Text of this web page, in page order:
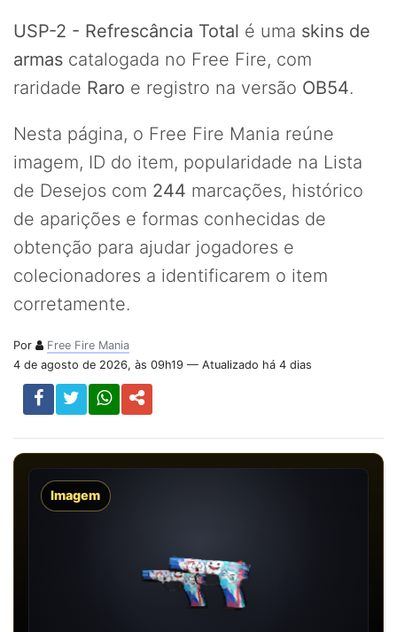
USP-2 - Refrescância Total é uma skins de
armas catalogada no Free Fire, com
raridade Raro e registro na versão OB54.
Nesta página, o Free Fire Mania reúne
imagem, ID do item, popularidade na Lista
de Desejos com 244 marcações, histórico
de aparições e formas conhecidas de
obtenção para ajudar jogadores e
colecionadores a identificarem o item
corretamente.
Por
Free Fire Mania
4 de agosto de 2026, às 09h19 — Atualizado há 4 dias
Imagem